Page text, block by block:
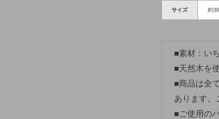
サイズ 約
■素材：い
■天然木を
■商品は全
あります。
■ご使用の